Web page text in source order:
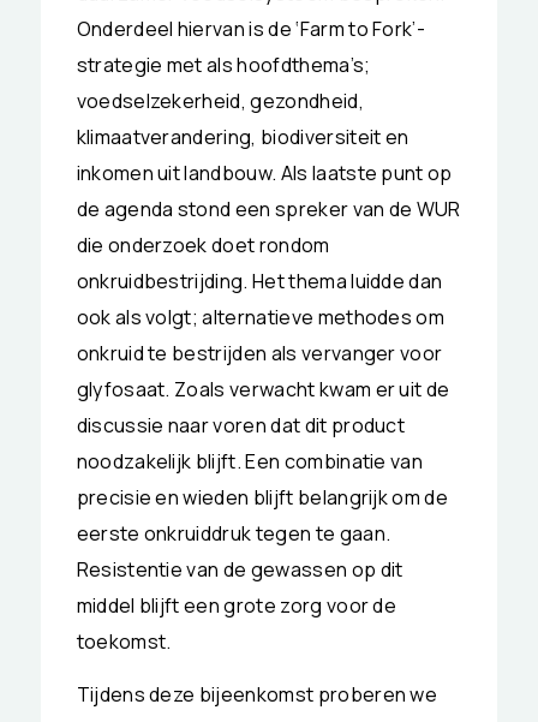
Onderdeel hiervan is de ‘Farm to Fork’-
strategie met als hoofdthema’s;
voedselzekerheid, gezondheid,
klimaatverandering, biodiversiteit en
inkomen uit landbouw. Als laatste punt op
de agenda stond een spreker van de WUR
die onderzoek doet rondom
onkruidbestrijding. Het thema luidde dan
ook als volgt; alternatieve methodes om
onkruid te bestrijden als vervanger voor
glyfosaat. Zoals verwacht kwam er uit de
discussie naar voren dat dit product
noodzakelijk blijft. Een combinatie van
precisie en wieden blijft belangrijk om de
eerste onkruiddruk tegen te gaan.
Resistentie van de gewassen op dit
middel blijft een grote zorg voor de
toekomst.
Tijdens deze bijeenkomst proberen we